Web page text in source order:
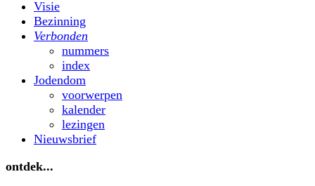
Visie
Bezinning
Verbonden
nummers
index
Jodendom
voorwerpen
kalender
lezingen
Nieuwsbrief
ontdek...